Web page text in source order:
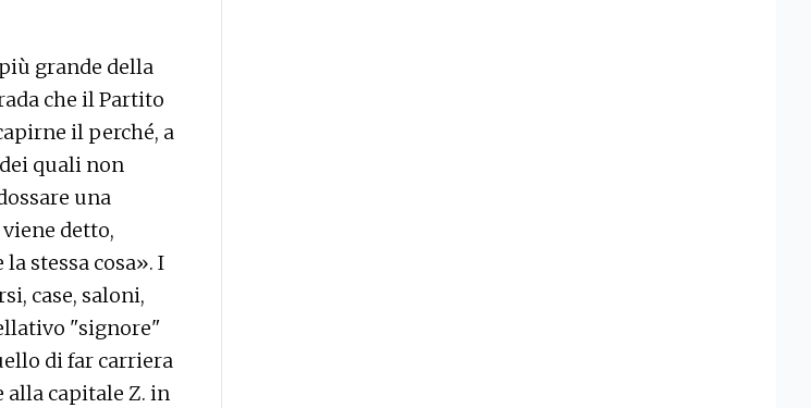
grande della
che il Partito
il perché, a
quali non
una
detto,
stessa cosa». I
case, saloni,
"signore"
di far carriera
capitale Z. in